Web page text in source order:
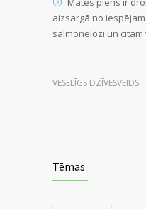
aizsargā no
salmonelozi un
VESELĪGS DZĪVESVEIDS
Tēmas